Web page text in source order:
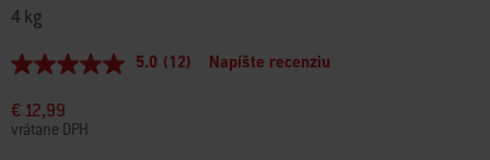
4 kg
5.0
5
hviezdičiek,
priemerná
5.0 (12) Napíšte recenziu
€ 12,99
vrátane DPH